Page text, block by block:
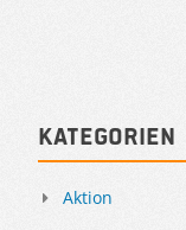
Kategorien
Aktion